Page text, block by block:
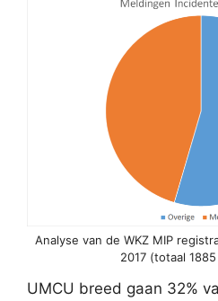
Analyse van de WKZ MIP
2017 (totaal
UMCU breed gaan 32%